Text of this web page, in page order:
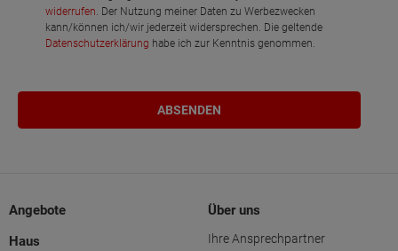
widerrufen. Der Nutzung meiner Daten zu Werbezwecken
kann/können ich/wir jederzeit widersprechen. Die geltende
Datenschutzerklärung habe ich zur Kenntnis genommen.
Angebote
Haus
Über uns
Ihre Ansprechpartner